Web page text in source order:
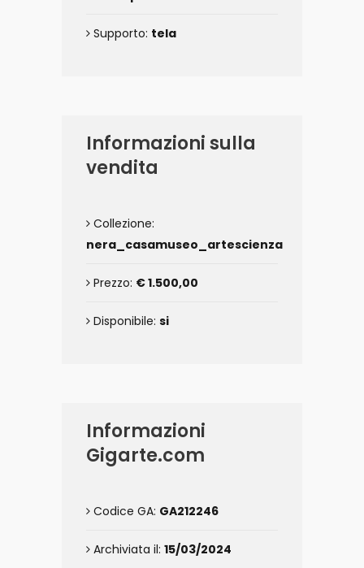
Supporto: tela
Informazioni sulla
vendita
Collezione:
nera_casamuseo_artescienza
Prezzo: € 1.500,00
Disponibile: si
Informazioni
Gigarte.com
Codice GA: GA212246
Archiviata il: 15/03/2024